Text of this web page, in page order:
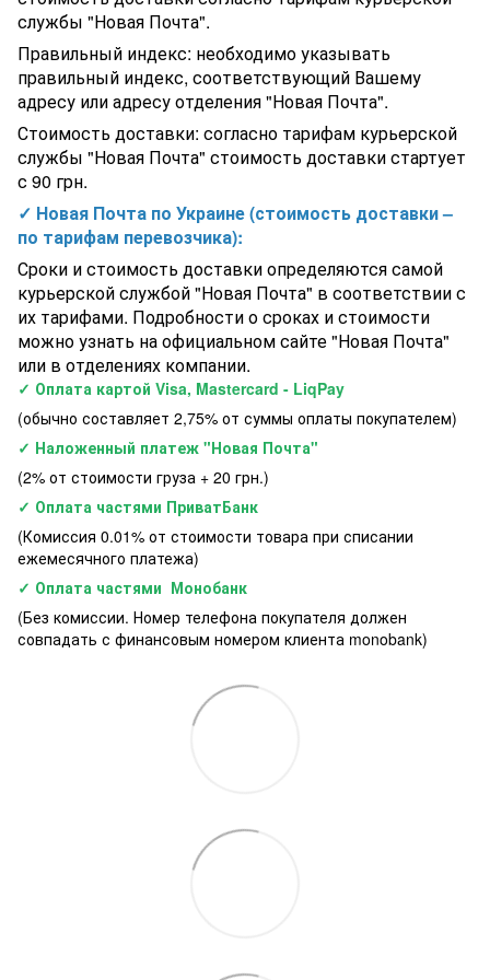
Дезинфекция воды в бассейне Хлоратор OXILIFE до 20 м3
Standard для частных бассейнов
Тройник 90° ПВХ Hidroten 1001764, переходной В-Н-Н,
d50x50x40 мм
Труба ПВХ Lareter d110x6.6, L-5
службы "Новая Почта".
Правильный индекс: необходимо указывать
правильный индекс, соответствующий Вашему
адресу или адресу отделения "Новая Почта".
Стоимость доставки: согласно тарифам курьерской
службы "Новая Почта" стоимость доставки стартует
с 90 грн.
✓ Новая Почта по Украине (стоимость доставки –
по тарифам перевозчика):
Сроки и стоимость доставки определяются самой
курьерской службой "Новая Почта" в соответствии с
их тарифами. Подробности о сроках и стоимости
можно узнать на официальном сайте "Новая Почта"
или в отделениях компании.
✓ Оплата картой Visa, Mastercard - LiqPay
(обычно составляет 2,75% от суммы оплаты покупателем)
✓ Наложенный платеж "Новая Почта"
(2% от стоимости груза + 20 грн.)
✓ Оплата частями ПриватБанк
(Комиссия 0.01% от стоимости товара при списании
ежемесячного платежа)
✓ Оплата частями Монобанк
(Без комиссии. Номер телефона покупателя должен
совпадать с финансовым номером клиента monobank)